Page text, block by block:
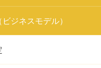
ジネスモデル）